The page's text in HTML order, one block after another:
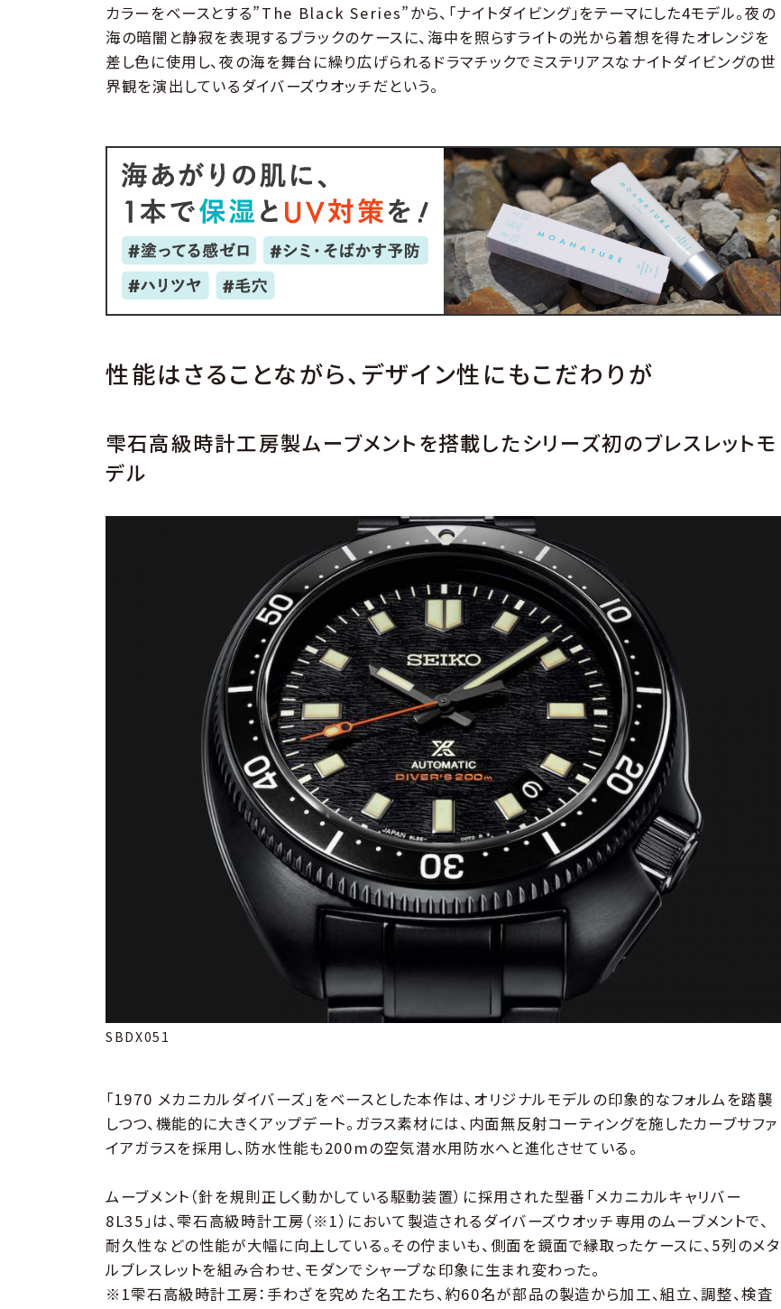
カラーをベースとする”The Black Series”から、「ナイトダイビング」をテーマにした4モデル。夜の
海の暗闇と静寂を表現するブラックのケースに、海中を照らすライトの光から着想を得たオレンジを
差し色に使用し、夜の海を舞台に繰り広げられるドラマチックでミステリアスなナイトダイビングの世
界観を演出しているダイバーズウオッチだという。
性能はさることながら、デザイン性にもこだわりが
雫石高級時計工房製ムーブメントを搭載したシリーズ初のブレスレットモ
デル
SBDX051
「1970 メカニカルダイバーズ」をベースとした本作は、オリジナルモデルの印象的なフォルムを踏襲
しつつ、機能的に大きくアップデート。ガラス素材には、内面無反射コーティングを施したカーブサファ
イアガラスを採用し、防水性能も200mの空気潜水用防水へと進化させている。
ムーブメント（針を規則正しく動かしている駆動装置）に採用された型番「メカニカルキャリバー
8L35」は、雫石高級時計工房（※1）において製造されるダイバーズウオッチ専用のムーブメントで、
耐久性などの性能が大幅に向上している。その佇まいも、側面を鏡面で縁取ったケースに、5列のメタ
ルブレスレットを組み合わせ、モダンでシャープな印象に生まれ変わった。
※1雫石高級時計工房：手わざを究めた名工たち、約60名が部品の製造から加工、組立、調整、検査